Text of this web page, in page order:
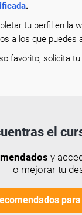
.
tu perfil en la
a los que puedes
favorito, solicita
el
y
o mejorar tu